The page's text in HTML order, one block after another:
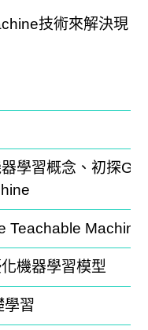
技術來解決現
學習概念 、初探G
Teachable Machine
機器學習模型
學習